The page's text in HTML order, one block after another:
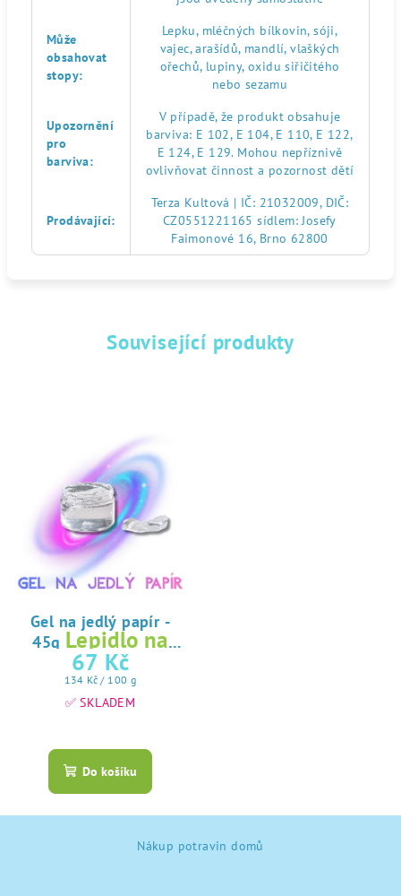
Může
obsahovat
stopy:
Lepku, mléčných bílkovin, sóji,
vajec, arašídů, mandlí, vlaškých
ořechů, lupiny, oxidu siřičitého
nebo sezamu
Upozornění
pro
barviva:
V případě, že produkt obsahuje
barviva: E 102, E 104, E 110, E 122,
E 124, E 129. Mohou nepříznivě
ovlivňovat činnost a pozornost dětí
Prodávající:
Terza Kultová | IČ: 21032009, DIČ:
CZ0551221165 sídlem: Josefy
Faimonové 16, Brno 62800
Související produkty
Gel na jedlý papír -
45g Lepidlo na
jedlý papír
67 Kč
Měrná
cena:
134 Kč / 100 g
✅ SKLADEM
hodnocení
produktu
z
Do košíku
Nákup potravin domů